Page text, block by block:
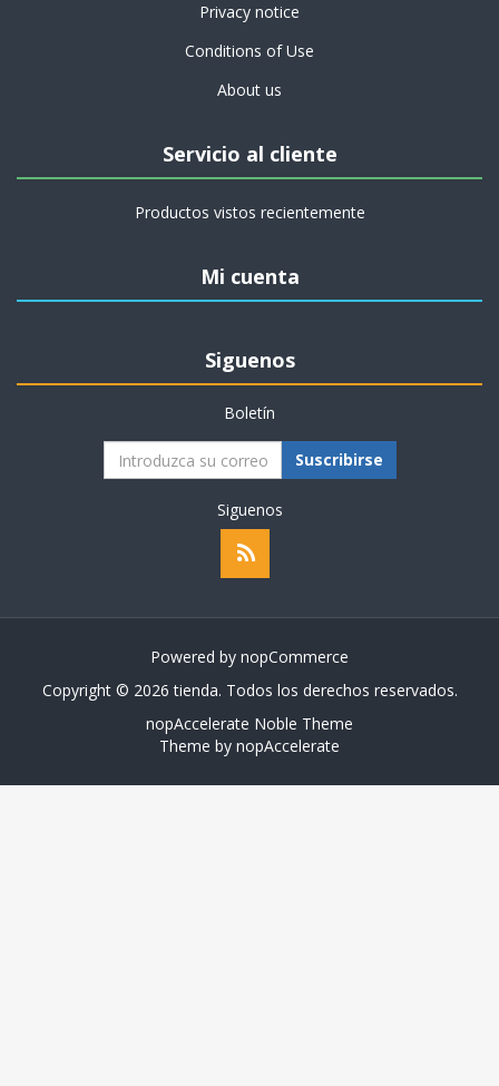
Privacy notice
Conditions of Use
About us
Servicio al cliente
Productos vistos recientemente
Mi cuenta
Siguenos
Boletín
Suscribirse
Siguenos
Powered by nopCommerce
Copyright © 2026 tienda. Todos los derechos reservados.
nopAccelerate Noble Theme
Theme by nopAccelerate